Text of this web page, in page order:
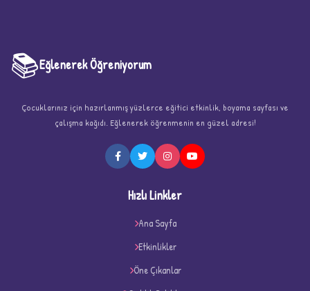
★
📚Eğlenerek Öğreniyorum
Çocuklarınız için hazırlanmış yüzlerce eğitici etkinlik, boyama sayfası ve
çalışma kağıdı. Eğlenerek öğrenmenin en güzel adresi!
Hızlı Linkler
Ana Sayfa
Etkinlikler
Öne Çıkanlar